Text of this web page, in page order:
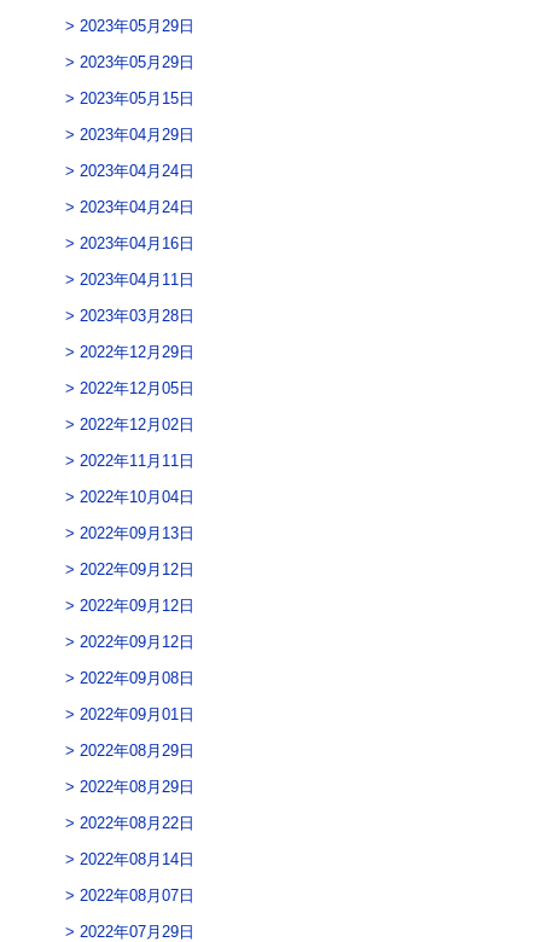
2023年05月29日
2023年05月29日
2023年05月15日
2023年04月29日
2023年04月24日
2023年04月24日
2023年04月16日
2023年04月11日
2023年03月28日
2022年12月29日
2022年12月05日
2022年12月02日
2022年11月11日
2022年10月04日
2022年09月13日
2022年09月12日
2022年09月12日
2022年09月12日
2022年09月08日
2022年09月01日
2022年08月29日
2022年08月29日
2022年08月22日
2022年08月14日
2022年08月07日
2022年07月29日